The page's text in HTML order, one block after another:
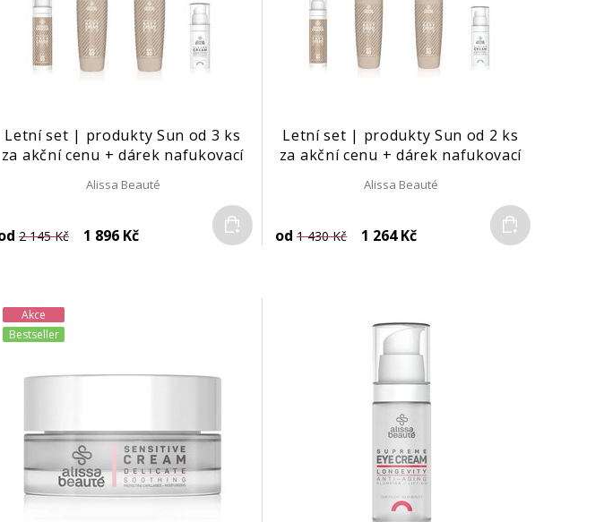
Letní set | produkty Sun od 3 ks
za akční cenu + dárek nafukovací
Alissa Beauté
2 145 Kč 1 896 Kč
Do košíku
Letní set | produkty Sun od 2 ks
za akční cenu + dárek nafukovací
Alissa Beauté
od 1 430 Kč 1 264 Kč
Do košíku
Akce
Bestseller